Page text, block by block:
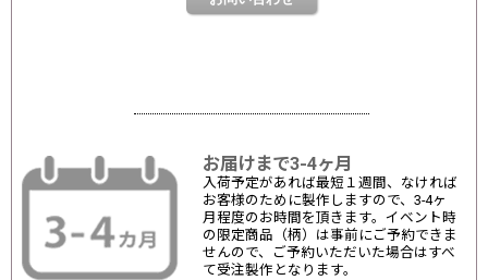
お届けまで3-4ヶ月
入荷予定があれば最短１週間、なければ
お客様のために製作しますので、3-4ヶ
月程度のお時間を頂きます。イベント時
の限定商品（柄）は事前にご予約できま
せんので、ご予約いただいた場合はすべ
て受注製作となります。